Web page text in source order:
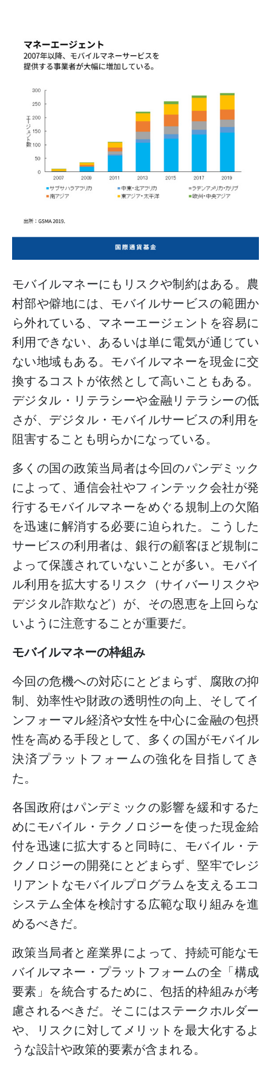
モバイルマネーにもリスクや制約はある。農
村部や僻地には、モバイルサービスの範囲か
ら外れている、マネーエージェントを容易に
利用できない、あるいは単に電気が通じてい
ない地域もある。モバイルマネーを現金に交
換するコストが依然として高いこともある。
デジタル・リテラシーや金融リテラシーの低
さが、デジタル・モバイルサービスの利用を
阻害することも明らかになっている。
多くの国の政策当局者は今回のパンデミック
によって、通信会社やフィンテック会社が発
行するモバイルマネーをめぐる規制上の欠陥
を迅速に解消する必要に迫られた。こうした
サービスの利用者は、銀行の顧客ほど規制に
よって保護されていないことが多い。モバイ
ル利用を拡大するリスク（サイバーリスクや
デジタル詐欺など）が、その恩恵を上回らな
いように注意することが重要だ。
モバイルマネーの枠組み
今回の危機への対応にとどまらず、腐敗の抑
制、効率性や財政の透明性の向上、そしてイ
ンフォーマル経済や女性を中心に金融の包摂
性を高める手段として、多くの国がモバイル
決済プラットフォームの強化を目指してき
た。
各国政府はパンデミックの影響を緩和するた
めにモバイル・テクノロジーを使った現金給
付を迅速に拡大すると同時に、モバイル・テ
クノロジーの開発にとどまらず、堅牢でレジ
リアントなモバイルプログラムを支えるエコ
システム全体を検討する広範な取り組みを進
めるべきだ。
政策当局者と産業界によって、持続可能なモ
バイルマネー・プラットフォームの全「構成
要素」を統合するために、包括的枠組みが考
慮されるべきだ。そこにはステークホルダー
や、リスクに対してメリットを最大化するよ
うな設計や政策的要素が含まれる。